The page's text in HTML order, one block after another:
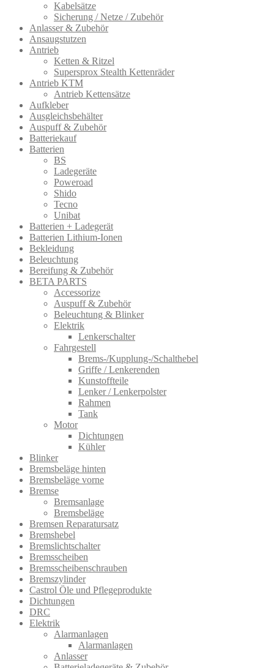
Kabelsätze
Sicherung / Netze / Zubehör
Anlasser & Zubehör
Ansaugstutzen
Antrieb
Ketten & Ritzel
Supersprox Stealth Kettenräder
Antrieb KTM
Antrieb Kettensätze
Aufkleber
Ausgleichsbehälter
Auspuff & Zubehör
Batteriekauf
Batterien
BS
Ladegeräte
Poweroad
Shido
Tecno
Unibat
Batterien + Ladegerät
Batterien Lithium-Ionen
Bekleidung
Beleuchtung
Bereifung & Zubehör
BETA PARTS
Accessorize
Auspuff & Zubehör
Beleuchtung & Blinker
Elektrik
Lenkerschalter
Fahrgestell
Brems-/Kupplung-/Schalthebel
Griffe / Lenkerenden
Kunstoffteile
Lenker / Lenkerpolster
Rahmen
Tank
Motor
Dichtungen
Kühler
Blinker
Bremsbeläge hinten
Bremsbeläge vorne
Bremse
Bremsanlage
Bremsbeläge
Bremsen Reparatursatz
Bremshebel
Bremslichtsch​alter
Bremsscheiben
Bremsscheibenschrauben
Bremszylinder
Castrol Öle und Pflegeprodukte
Dichtungen
DRC
Elektrik
Alarmanlagen
Alarmanlagen
Anlasser